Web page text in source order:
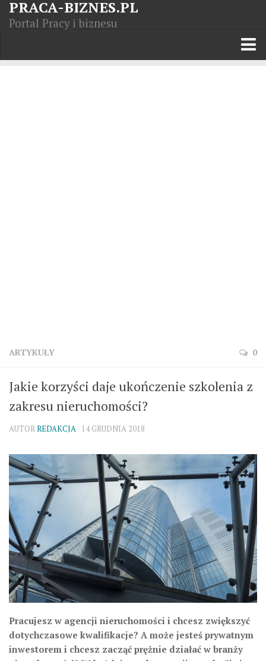
PRACA-BIZNES.PL
Portal Pracy i biznesu
ARTYKUŁY 0
Jakie korzyści daje ukończenie szkolenia z
zakresu nieruchomości?
AUTORREDAKCJA · 14 GRUDNIA 2018
Pracujesz w agencji nieruchomości i chcesz zwiększyć
dotychczasowe kwalifikacje? A może jesteś prywatnym
inwestorem i chcesz zacząć prężnie działać w branży